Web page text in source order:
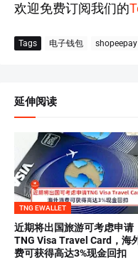
欢迎免费订阅我们的
Tags 电子钱包 shopeepay
延伸阅读
TNG EWALLET
近期将出国旅游可考虑申请
TNG Visa Travel Card，海
费可获得高达3%现金回扣